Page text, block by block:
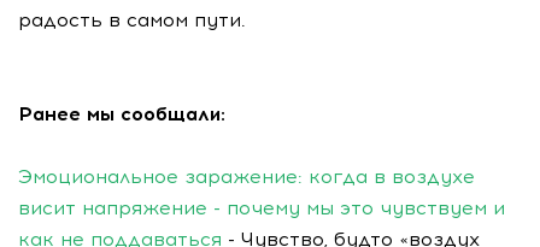
радость в самом пути.
Ранее мы сообщали:
Эмоциональное заражение: когда в воздухе
висит напряжение - почему мы это чувствуем и
как не поддаваться - Чувство, будто «воздух